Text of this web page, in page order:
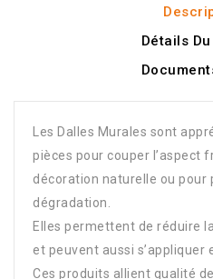
Détails
Les Dalles Murales sont
pièces pour couper l’aspect
décoration naturelle ou pour
dégradation.
Elles permettent de réduire
et peuvent aussi s’appliquer
Ces produits allient qualité